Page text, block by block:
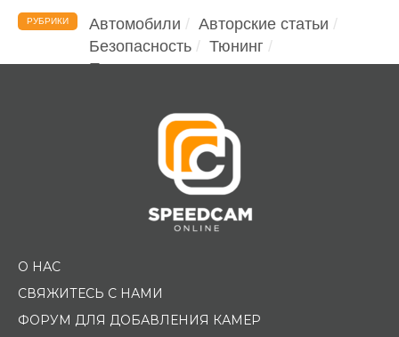
РУБРИКИ Автомобили
Авторские статьи
Безопасность
Тюнинг
Помощь водителю
О НАС
СВЯЖИТЕСЬ С НАМИ
ФОРУМ ДЛЯ ДОБАВЛЕНИЯ КАМЕР